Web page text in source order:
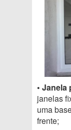
•
janelas
uma
frente;